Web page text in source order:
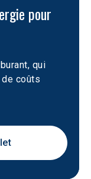
pour
qui
coûts